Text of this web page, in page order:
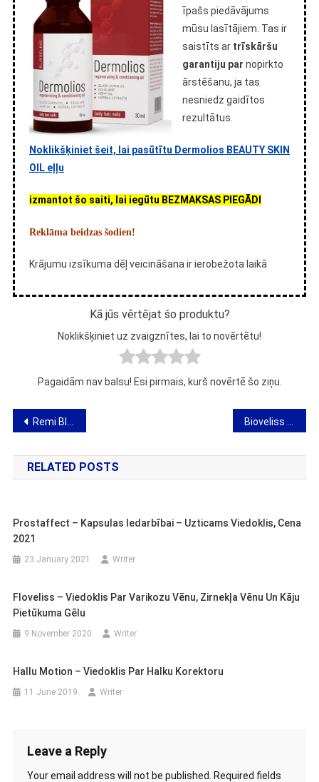
īpašs piedāvājums
mūsu lasītājiem. Tas ir
saistīts ar trīskāršu
garantiju par nopirkto
ārstēšanu, ja tas
nesniedz gaidītos
rezultātus.
Noklikšķiniet šeit, lai pasūtītu Dermolios BEAUTY SKIN
OIL eļļu
izmantot šo saiti, lai iegūtu BEZMAKSAS PIEGĀDI
Reklāma beidzas šodien!
Krājumu izsīkuma dēļ veicināšana ir ierobežota laikā
Kā jūs vērtējat šo produktu?
Noklikšķiniet uz zvaigznītes, lai to novērtētu!
Pagaidām nav balsu! Esi pirmais, kurš novērtē šo ziņu.
Post
navigation
Remi Bloston – viedoklis par preparāta uzlabošanos vēnu vēnā
RELATED POSTS
Prostaffect – Kapsulas Iedarbībai – Uzticams Viedoklis, Cena
2021
23 January 2021 Writer
Floveliss – Viedoklis Par Varikozu Vēnu, Zirnekļa Vēnu Un Kāju
Pietūkuma Gēlu
9 November 2020 Writer
Hallu Motion – Viedoklis Par Halku Korektoru
11 June 2019 Writer
Leave a Reply
Your email address will not be published.
Required fields